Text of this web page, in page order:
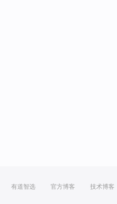
有道智选 官方博客 技术博客